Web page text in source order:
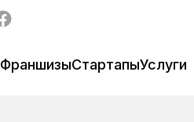
ФраншизыСтартапыУслуги